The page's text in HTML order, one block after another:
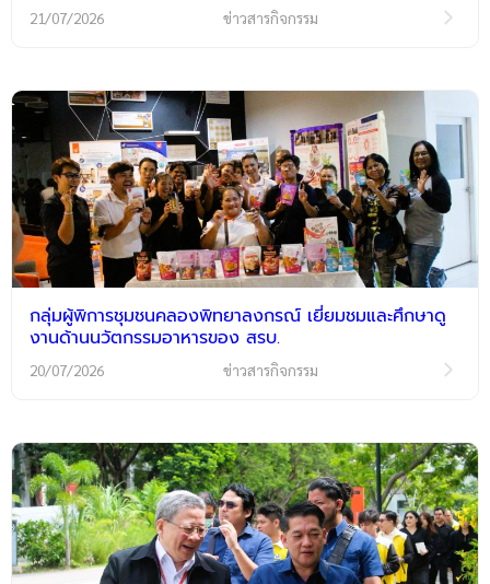
21/07/2026 ข่าวสารกิจกรรม
กลุ่มผู้พิการชุมชนคลองพิทยาลงกรณ์ เยี่ยมชมและศึกษาดู
งานด้านนวัตกรรมอาหารของ สรบ.
20/07/2026 ข่าวสารกิจกรรม